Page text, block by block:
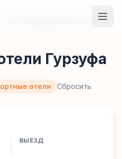
Гурзуфа
отели Сбросить
ВЫЕЗД